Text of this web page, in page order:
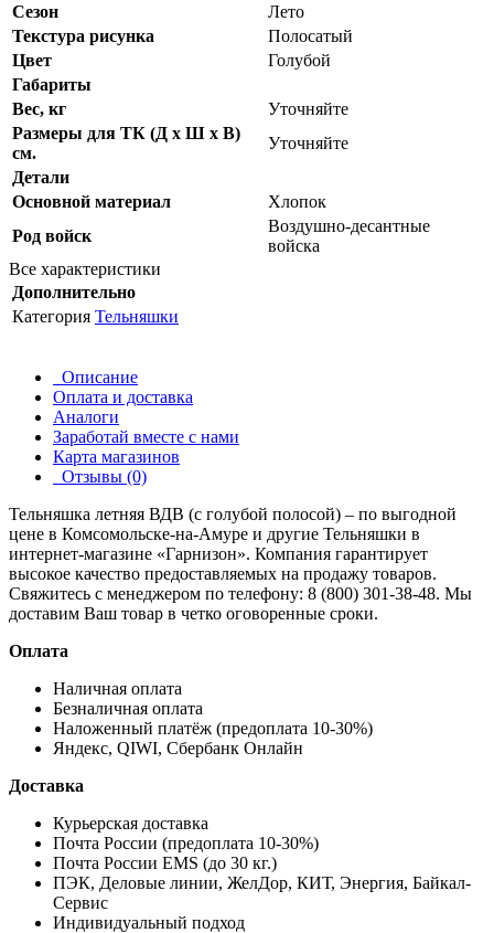
Сезон
Лето
Текстура рисунка
Полосатый
Цвет
Голубой
Габариты
Вес, кг
Уточняйте
Размеры для ТК (Д х Ш х В)
см.
Уточняйте
Детали
Основной материал
Хлопок
Род войск
Воздушно-десантные
войска
Все характеристики
Дополнительно
Категория Тельняшки
Описание
Оплата и доставка
Аналоги
Заработай вместе с нами
Карта магазинов
Отзывы (0)
Тельняшка летняя ВДВ (с голубой полосой) – по выгодной
цене в Комсомольске-на-Амуре и другие Тельняшки в
интернет-магазине «Гарнизон». Компания гарантирует
высокое качество предоставляемых на продажу товаров.
Свяжитесь с менеджером по телефону: 8 (800) 301-38-48. Мы
доставим Ваш товар в четко оговоренные сроки.
Оплата
Наличная оплата
Безналичная оплата
Наложенный платёж (предоплата 10-30%)
Яндекс, QIWI, Сбербанк Онлайн
Доставка
Курьерская доставка
Почта России (предоплата 10-30%)
Почта России EMS (до 30 кг.)
ПЭК, Деловые линии, ЖелДор, КИТ, Энергия, Байкал-
Сервис
Индивидуальный подход